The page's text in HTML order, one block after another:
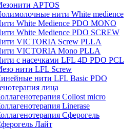
APTOS
нити White medience
White Medience PDO MONO
White Medience PDO SCREW
VICTORIA Screw PLLA
VICTORIA Mono PLLA
с насечками LFL 4D PDO PCL
нити LFL Screw
нити LFL Basic PDO
лица
Collost micro
Linerase
Сферогель
Лайт